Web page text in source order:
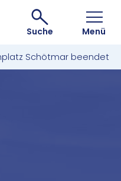
Suche Menü
Schötmar beendet